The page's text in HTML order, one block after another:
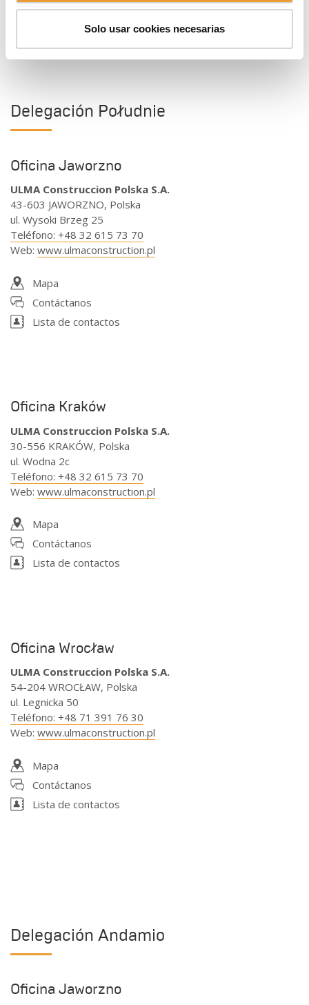
Solo usar cookies necesarias
Delegación Południe
Oficina Jaworzno
ULMA Construccion Polska S.A.
43-603 JAWORZNO, Polska
ul. Wysoki Brzeg 25
Teléfono: +48 32 615 73 70
Web: www.ulmaconstruction.pl
Mapa
Contáctanos
Lista de contactos
Oficina Kraków
ULMA Construccion Polska S.A.
30-556 KRAKÓW, Polska
ul. Wodna 2c
Teléfono: +48 32 615 73 70
Web: www.ulmaconstruction.pl
Mapa
Contáctanos
Lista de contactos
Oficina Wrocław
ULMA Construccion Polska S.A.
54-204 WROCŁAW, Polska
ul. Legnicka 50
Teléfono: +48 71 391 76 30
Web: www.ulmaconstruction.pl
Mapa
Contáctanos
Lista de contactos
Delegación Andamio
Oficina Jaworzno